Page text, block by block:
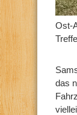
Ost-
das